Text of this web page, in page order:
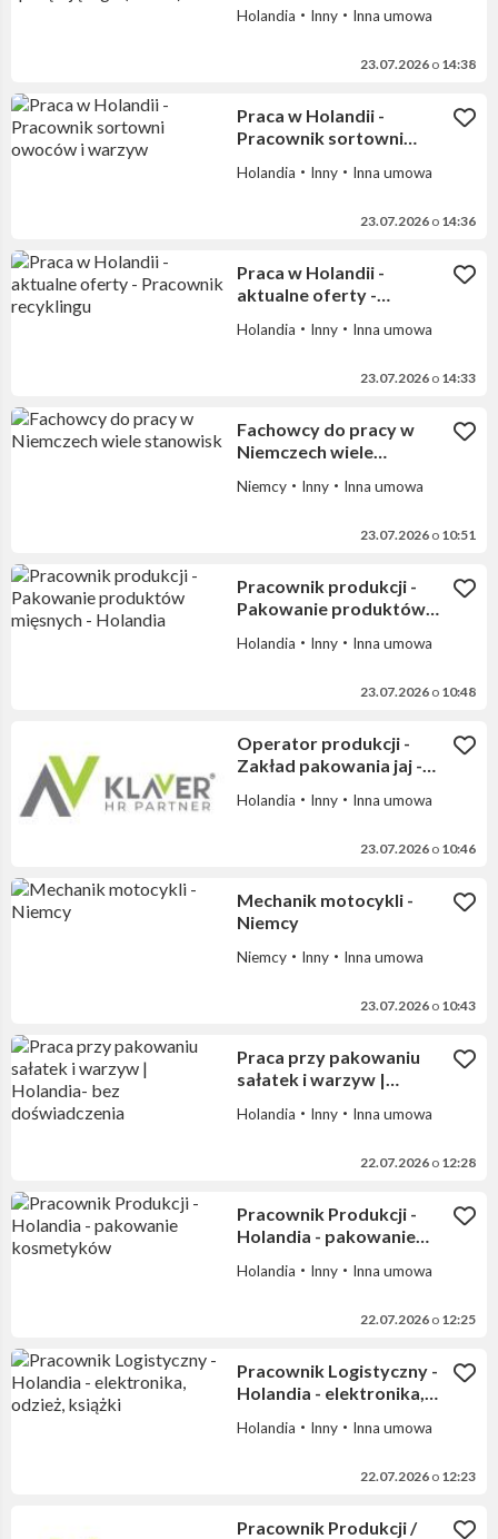
Holandia Inny Inna umowa
23.07.2026 o 14:38
Praca w Holandii -
Pracownik sortowni
Holandia Inny Inna umowa
23.07.2026 o 14:36
Praca w Holandii -
aktualne oferty -
Holandia Inny Inna umowa
23.07.2026 o 14:33
Fachowcy do pracy w
Niemczech wiele
Niemcy Inny Inna umowa
23.07.2026 o 10:51
Pracownik produkcji -
Pakowanie produktów
Holandia Inny Inna umowa
23.07.2026 o 10:48
Operator produkcji -
Zakład pakowania jaj -
Holandia Inny Inna umowa
23.07.2026 o 10:46
Mechanik motocykli -
Niemcy
Niemcy Inny Inna umowa
23.07.2026 o 10:43
Praca przy pakowaniu
sałatek i warzyw |
doświadczenia
Holandia Inny Inna umowa
22.07.2026 o 12:28
Pracownik Produkcji -
Holandia - pakowanie
Holandia Inny Inna umowa
22.07.2026 o 12:25
Pracownik Logistyczny -
Holandia - elektronika,
Holandia Inny Inna umowa
22.07.2026 o 12:23
Pracownik Produkcji /